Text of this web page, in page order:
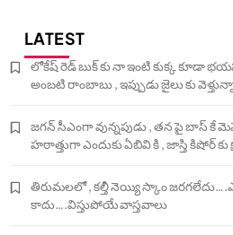
LATEST
లోకేష్ రెడ్ బుక్ కు నా ఇంటి కుక్క కూడా
అంబటి రాంబాబు , ఇప్పుడు జైలు కు
జగన్ సీఎంగా వున్నపుడు , తన పై బాస్ కే
హఠాత్తుగా ఎందుకు ఏబివి కి , జాస్తి కిషోర్
తిరుమలలో , కల్తీ నెయ్యి స్కాం
కాదు….విస్తుపోయే వాస్తవాలు